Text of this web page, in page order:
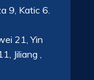
9, Katic 6.
21, Yin
Jiliang ,